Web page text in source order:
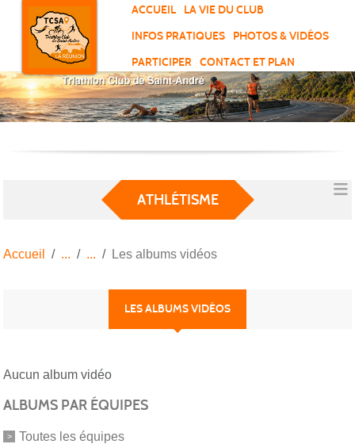
ACCUEIL
LA VIE DU CLUB
INFOS PRATIQUES
PHOTOS & VIDÉOS
PARTICIPER
CONTACT ET PLAN
ATHLÉTISME
Accueil Les albums vidéos
LES ALBUMS VIDÉOS
Aucun album vidéo
ALBUMS PAR ÉQUIPES
Toutes les équipes
Panneau de gestion des cookies